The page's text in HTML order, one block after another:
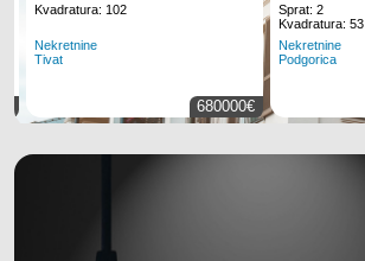
Kvadratura: 102
Nekretnine
Tivat
680000€
Sprat: 2
Kvadratura: 53
Nekretnine
Podgorica